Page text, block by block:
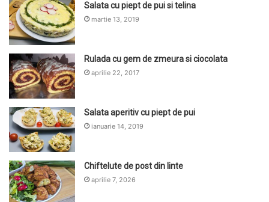
Salata cu piept de pui si telina
martie 13, 2019
Rulada cu gem de zmeura si ciocolata
aprilie 22, 2017
Salata aperitiv cu piept de pui
ianuarie 14, 2019
Chiftelute de post din linte
aprilie 7, 2026